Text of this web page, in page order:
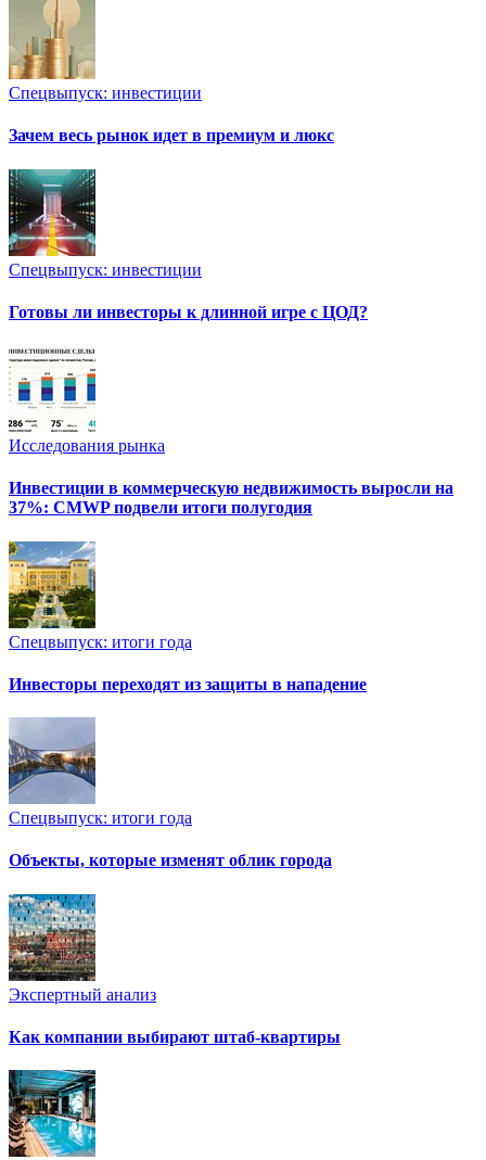
Спецвыпуск: инвестиции
Зачем весь рынок идет в премиум и люкс
Спецвыпуск: инвестиции
Готовы ли инвесторы к длинной игре с ЦОД?
Исследования рынка
Инвестиции в коммерческую недвижимость выросли на
37%: CMWP подвели итоги полугодия
Спецвыпуск: итоги года
Инвесторы переходят из защиты в нападение
Спецвыпуск: итоги года
Объекты, которые изменят облик города
Экспертный анализ
Как компании выбирают штаб-квартиры